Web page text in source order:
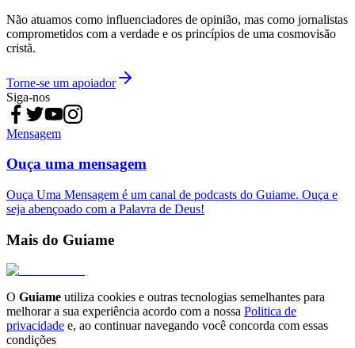
Não atuamos como influenciadores de opinião, mas como jornalistas
comprometidos com a verdade e os princípios de uma cosmovisão
cristã.
Torne-se um apoiador
Siga-nos
Mensagem
Ouça uma mensagem
Ouça Uma Mensagem é um canal de podcasts do Guiame. Ouça e
seja abençoado com a Palavra de Deus!
Mais do Guiame
O Guiame utiliza cookies e outras tecnologias semelhantes para
melhorar a sua experiência acordo com a nossa Politica de
privacidade e, ao continuar navegando você concorda com essas
condições